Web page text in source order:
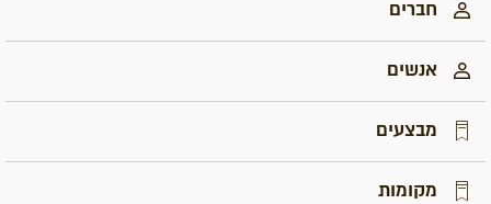
חברים
אנשים
מבצעים
מקומות